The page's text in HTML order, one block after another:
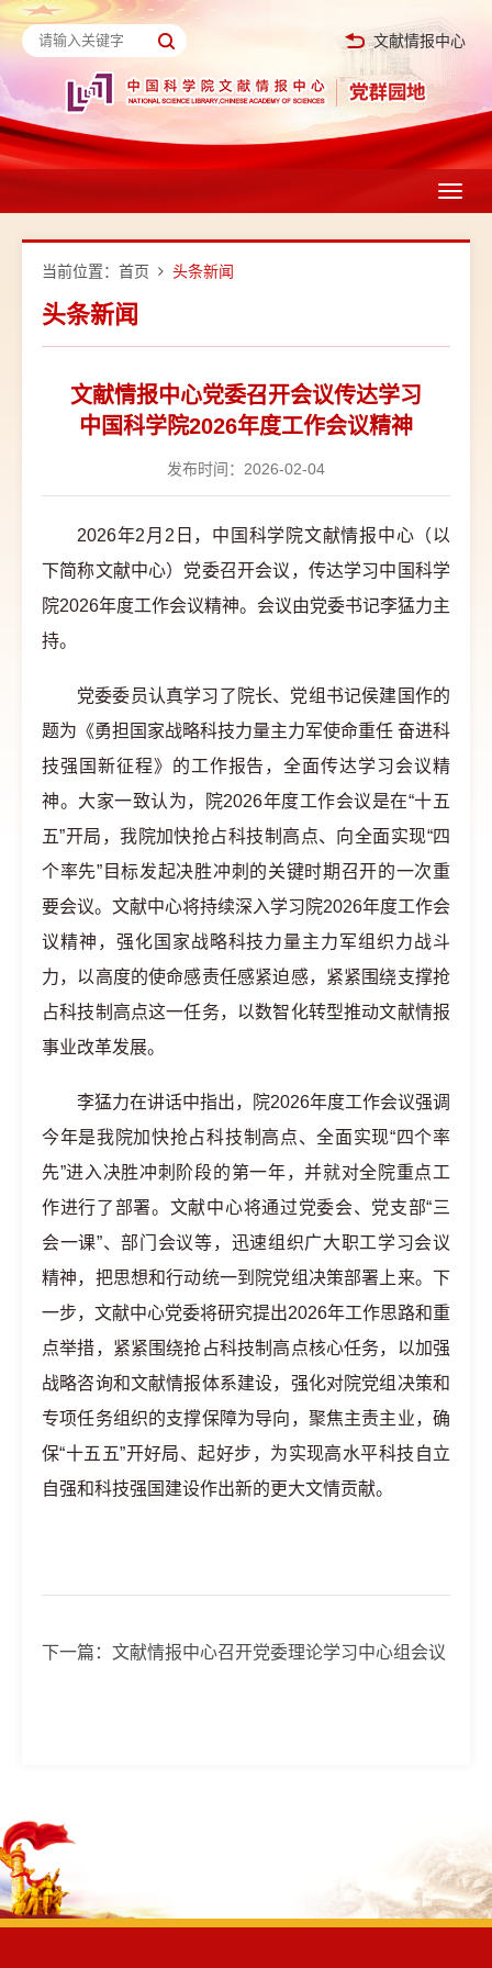
文献情报中心
当前位置： 首页 头条新闻
头条新闻
文献情报中心党委召开会议传达学习
中国科学院2026年度工作会议精神
发布时间：2026-02-04
2026年2月2日，中国科学院文献情报中心（以
下简称文献中心）党委召开会议，传达学习中国科学
院2026年度工作会议精神。会议由党委书记李猛力主
持。
党委委员认真学习了院长、党组书记侯建国作的
题为《勇担国家战略科技力量主力军使命重任 奋进科
技强国新征程》的工作报告，全面传达学习会议精
神。大家一致认为，院2026年度工作会议是在“十五
五”开局，我院加快抢占科技制高点、向全面实现“四
个率先”目标发起决胜冲刺的关键时期召开的一次重
要会议。文献中心将持续深入学习院2026年度工作会
议精神，强化国家战略科技力量主力军组织力战斗
力，以高度的使命感责任感紧迫感，紧紧围绕支撑抢
占科技制高点这一任务，以数智化转型推动文献情报
事业改革发展。
李猛力在讲话中指出，院2026年度工作会议强调
今年是我院加快抢占科技制高点、全面实现“四个率
先”进入决胜冲刺阶段的第一年，并就对全院重点工
作进行了部署。文献中心将通过党委会、党支部“三
会一课”、部门会议等，迅速组织广大职工学习会议
精神，把思想和行动统一到院党组决策部署上来。下
一步，文献中心党委将研究提出2026年工作思路和重
点举措，紧紧围绕抢占科技制高点核心任务，以加强
战略咨询和文献情报体系建设，强化对院党组决策和
专项任务组织的支撑保障为导向，聚焦主责主业，确
保“十五五”开好局、起好步，为实现高水平科技自立
自强和科技强国建设作出新的更大文情贡献。
下一篇： 文献情报中心召开党委理论学习中心组会议